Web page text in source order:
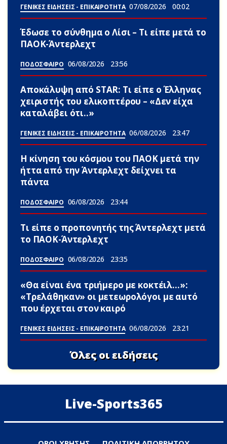
ΓΕΝΙΚΕΣ ΕΙΔΗΣΕΙΣ - ΕΠΙΚΑΙΡΟΤΗΤΑ 07/08/2026 00:02
Έδωσε το σύνθημα ο Λίσι – Τι είπε μετά το
ΠΑΟΚ-Άντερλεχτ
ΠΟΔΟΣΦΑΙΡΟ 06/08/2026 23:56
Αποκάλυψη από STAR: Τι είπε ο Έλληνας
χειριστής του ελικοπτέρου – «Δεν είχα
καταλάβει ότι..»
ΓΕΝΙΚΕΣ ΕΙΔΗΣΕΙΣ - ΕΠΙΚΑΙΡΟΤΗΤΑ 06/08/2026 23:47
Η κίνηση του κόσμου του ΠΑΟΚ μετά την
ήττα από την Άντερλεχτ δείχνει τα
πάντα
ΠΟΔΟΣΦΑΙΡΟ 06/08/2026 23:44
Τι είπε ο προπονητής της Άντερλεχτ μετά
το ΠΑΟΚ-Άντερλεχτ
ΠΟΔΟΣΦΑΙΡΟ 06/08/2026 23:35
«Θα είναι ένα τριήμερο με κοκτέιλ…»:
«Τρελάθηκαν» οι μετεωρολόγοι με αuτό
που έρχεται στον καιρό
ΓΕΝΙΚΕΣ ΕΙΔΗΣΕΙΣ - ΕΠΙΚΑΙΡΟΤΗΤΑ 06/08/2026 23:21
Όλες οι ειδήσεις
Live-Sports365